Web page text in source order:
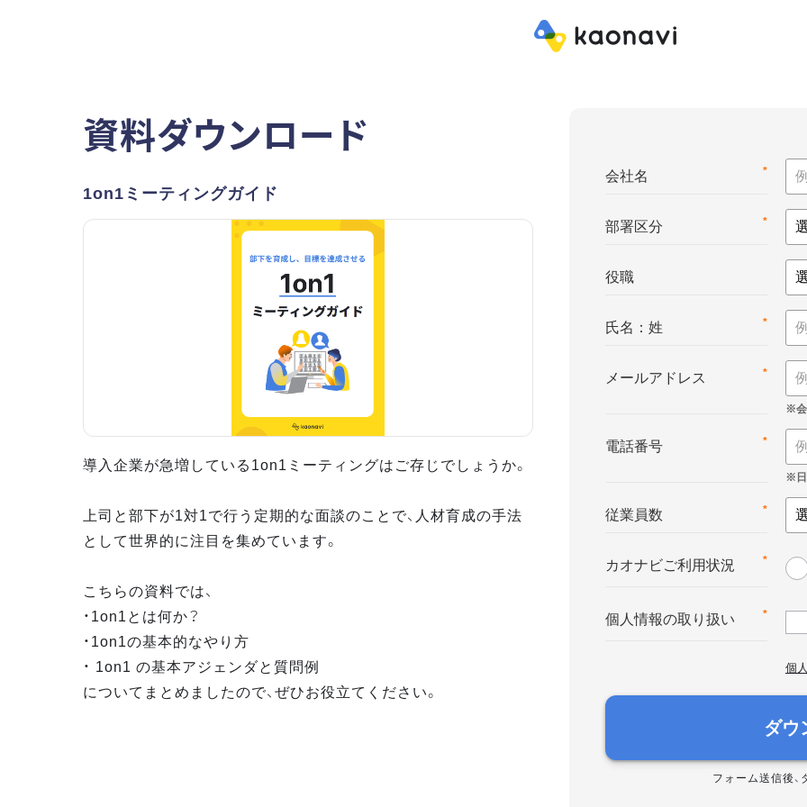
資料ダウンロード
1on1ミーティングガイド
導入企業が急増している1on1ミーティングはご存じでしょうか。
上司と部下が1対1で行う定期的な面談のことで、人材育成の手法
として世界的に注目を集めています。
こちらの資料では、
・1on1とは何か？
・1on1の基本的なやり方
・ 1on1 の基本アジェンダと質問例
についてまとめましたので、ぜひお役立てください。
*
会社名
*
部署区分
役職
*
氏名：姓
*
メールアドレス
*
電話番号
*
従業員数
*
カオナビご利用状況
*
個人情報の取り扱い
個
ダウ
フォーム送信後